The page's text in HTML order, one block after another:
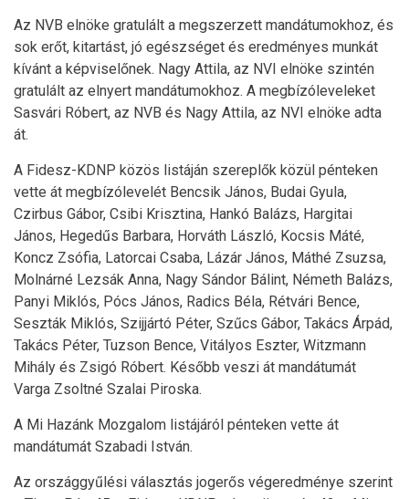
Az NVB elnöke gratulált a megszerzett mandátumokhoz, és
sok erőt, kitartást, jó egészséget és eredményes munkát
kívánt a képviselőnek. Nagy Attila, az NVI elnöke szintén
gratulált az elnyert mandátumokhoz. A megbízóleveleket
Sasvári Róbert, az NVB és Nagy Attila, az NVI elnöke adta
át.
A Fidesz-KDNP közös listáján szereplők közül pénteken
vette át megbízólevelét Bencsik János, Budai Gyula,
Czirbus Gábor, Csibi Krisztina, Hankó Balázs, Hargitai
János, Hegedűs Barbara, Horváth László, Kocsis Máté,
Koncz Zsófia, Latorcai Csaba, Lázár János, Máthé Zsuzsa,
Molnárné Lezsák Anna, Nagy Sándor Bálint, Németh Balázs,
Panyi Miklós, Pócs János, Radics Béla, Rétvári Bence,
Seszták Miklós, Szijjártó Péter, Szűcs Gábor, Takács Árpád,
Takács Péter, Tuzson Bence, Vitályos Eszter, Witzmann
Mihály és Zsigó Róbert. Később veszi át mandátumát
Varga Zsoltné Szalai Piroska.
A Mi Hazánk Mozgalom listájáról pénteken vette át
mandátumát Szabadi István.
Az országgyűlési választás jogerős végeredménye szerint